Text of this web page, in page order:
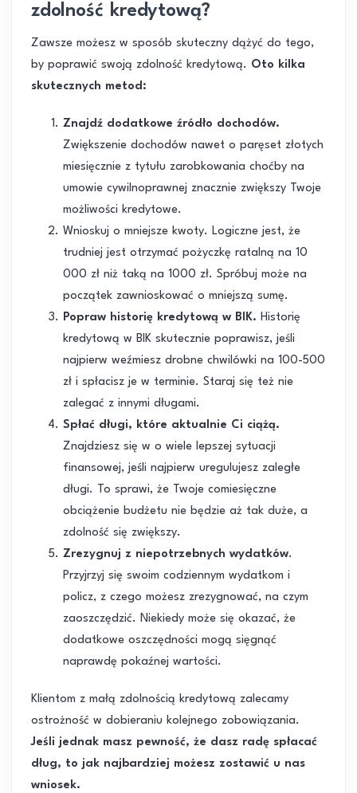
zdolność kredytową?
Zawsze możesz w sposób skuteczny dążyć do tego,
by poprawić swoją zdolność kredytową. Oto kilka
skutecznych metod:
Znajdź dodatkowe źródło dochodów.
Zwiększenie dochodów nawet o paręset złotych
miesięcznie z tytułu zarobkowania choćby na
umowie cywilnoprawnej znacznie zwiększy Twoje
możliwości kredytowe.
Wnioskuj o mniejsze kwoty. Logiczne jest, że
trudniej jest otrzymać pożyczkę ratalną na 10
000 zł niż taką na 1000 zł. Spróbuj może na
początek zawnioskować o mniejszą sumę.
Popraw historię kredytową w BIK. Historię
kredytową w BIK skutecznie poprawisz, jeśli
najpierw weźmiesz drobne chwilówki na 100-500
zł i spłacisz je w terminie. Staraj się też nie
zalegać z innymi długami.
Spłać długi, które aktualnie Ci ciążą.
Znajdziesz się w o wiele lepszej sytuacji
finansowej, jeśli najpierw uregulujesz zaległe
długi. To sprawi, że Twoje comiesięczne
obciążenie budżetu nie będzie aż tak duże, a
zdolność się zwiększy.
Zrezygnuj z niepotrzebnych wydatków.
Przyjrzyj się swoim codziennym wydatkom i
policz, z czego możesz zrezygnować, na czym
zaoszczędzić. Niekiedy może się okazać, że
dodatkowe oszczędności mogą sięgnąć
naprawdę pokaźnej wartości.
Klientom z małą zdolnością kredytową zalecamy
ostrożność w dobieraniu kolejnego zobowiązania.
Jeśli jednak masz pewność, że dasz radę spłacać
dług, to jak najbardziej możesz zostawić u nas
wniosek.